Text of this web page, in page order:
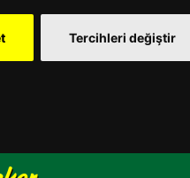
Tercihleri değiştir